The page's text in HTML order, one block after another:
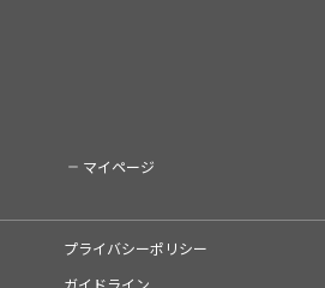
マイページ
プライバシーポリシー
ガイドライン